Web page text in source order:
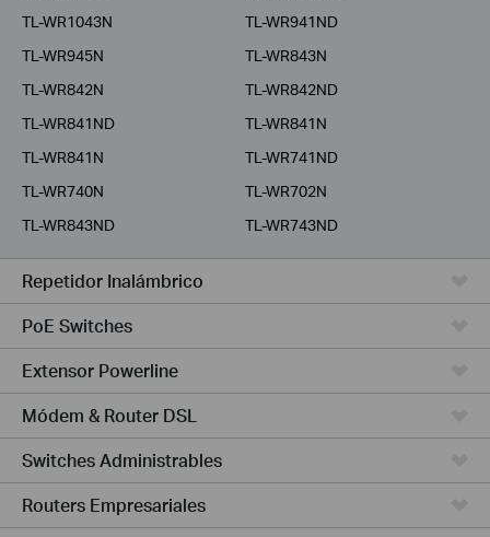
TL-WR1043N
TL-WR941ND
TL-WR945N
TL-WR843N
TL-WR842N
TL-WR842ND
TL-WR841ND
TL-WR841N
TL-WR841N
TL-WR741ND
TL-WR740N
TL-WR702N
TL-WR843ND
TL-WR743ND
Repetidor Inalámbrico
PoE Switches
Extensor Powerline
Módem & Router DSL
Switches Administrables
Routers Empresariales